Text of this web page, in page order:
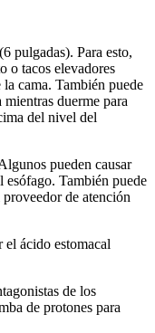
pulgadas). Para esto,
o tacos elevadores
la cama. También puede
duerme para
del nivel del
pueden causar
esófago. También puede
de atención
el ácido estomacal
de los
de protones para